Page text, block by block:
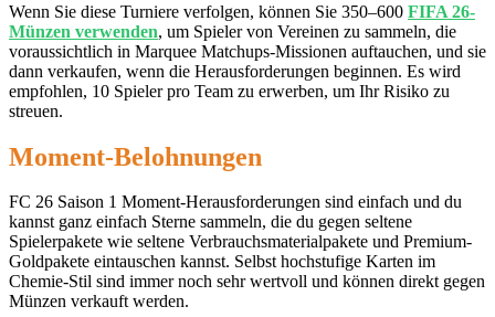
Wenn Sie diese Turniere verfolgen, können Sie 350–600 FIFA 26-
Münzen verwenden, um Spieler von Vereinen zu sammeln, die
voraussichtlich in Marquee Matchups-Missionen auftauchen, und sie
dann verkaufen, wenn die Herausforderungen beginnen. Es wird
empfohlen, 10 Spieler pro Team zu erwerben, um Ihr Risiko zu
streuen.
Moment-Belohnungen
FC 26 Saison 1 Moment-Herausforderungen sind einfach und du
kannst ganz einfach Sterne sammeln, die du gegen seltene
Spielerpakete wie seltene Verbrauchsmaterialpakete und Premium-
Goldpakete eintauschen kannst. Selbst hochstufige Karten im
Chemie-Stil sind immer noch sehr wertvoll und können direkt gegen
Münzen verkauft werden.